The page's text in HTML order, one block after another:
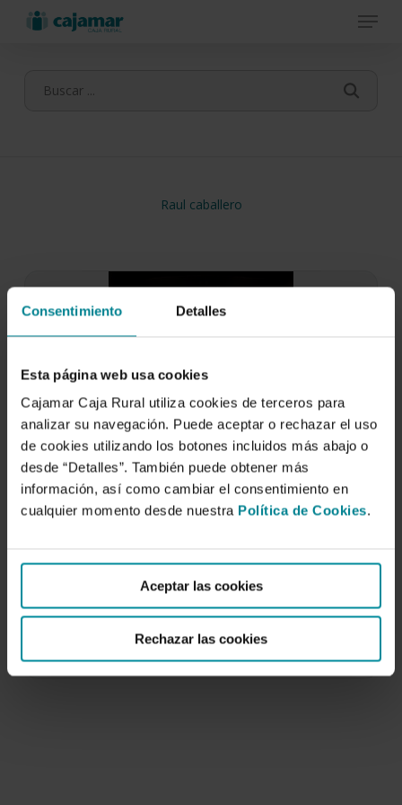
Consentimiento Detalles
Esta página web usa cookies
Cajamar Caja Rural utiliza cookies de terceros para
analizar su navegación. Puede aceptar o rechazar el uso
de cookies utilizando los botones incluidos más abajo o
desde “Detalles”. También puede obtener más
información, así como cambiar el consentimiento en
cualquier momento desde nuestra Política de Cookies.
Aceptar las cookies
Rechazar las cookies
Menu
Raul caballero
de Castilla y León. Campaña 2012
18 de septiembre de 2013
contaba en 2012 con 12 figuras de vinos…